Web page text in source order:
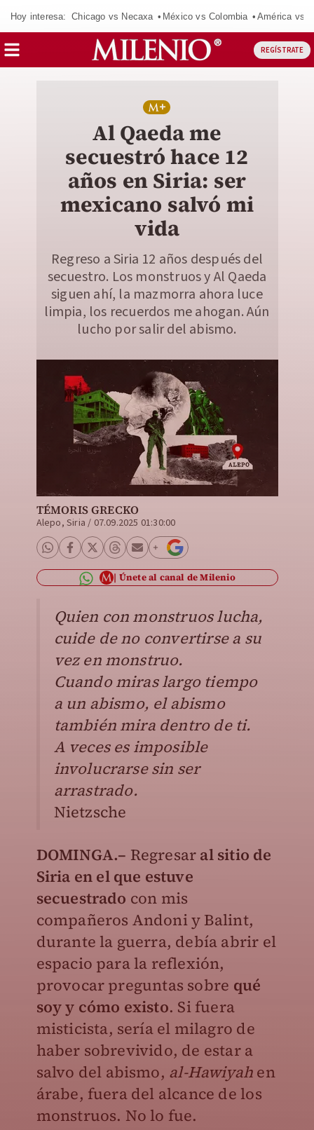
Hoy interesa: Chicago vs Necaxa México vs Colombia América vs
REGÍSTRATE
Al Qaeda me
secuestró hace 12
años en Siria: ser
mexicano salvó mi
vida
Regreso a Siria 12 años después del
secuestro. Los monstruos y Al Qaeda
siguen ahí, la mazmorra ahora luce
limpia, los recuerdos me ahogan. Aún
lucho por salir del abismo.
TÉMORIS GRECKO
Alepo, Siria / 07.09.2025 01:30:00
Únete al canal de Milenio
Quien con monstruos lucha,
cuide de no convertirse a su
vez en monstruo.
Cuando miras largo tiempo
a un abismo, el abismo
también mira dentro de ti.
A veces es imposible
involucrarse sin ser
arrastrado.
Nietzsche
DOMINGA.– Regresar al sitio de
Siria en el que estuve
secuestrado con mis
compañeros Andoni y Balint,
durante la guerra, debía abrir el
espacio para la reflexión,
provocar preguntas sobre qué
soy y cómo existo. Si fuera
misticista, sería el milagro de
haber sobrevivido, de estar a
salvo del abismo, al-Hawiyah en
árabe, fuera del alcance de los
monstruos. No lo fue.